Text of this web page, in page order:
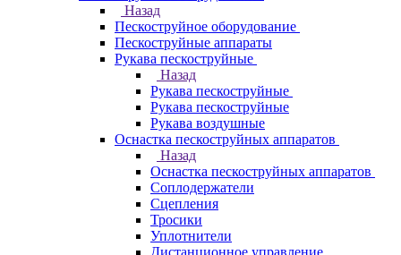
Назад
Пескоструйное оборудование
Пескоструйные аппараты
Рукава пескоструйные
Назад
Рукава пескоструйные
Рукава пескоструйные
Рукава воздушные
Оснастка пескоструйных аппаратов
Назад
Оснастка пескоструйных аппаратов
Соплодержатели
Сцепления
Тросики
Уплотнители
Дистанционное управление